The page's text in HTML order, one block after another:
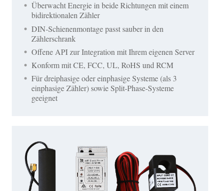
Überwacht Energie in beide Richtungen mit einem
bidirektionalen Zähler
DIN-Schienenmontage passt sauber in den
Zählerschrank
Offene API zur Integration mit Ihrem eigenen Server
Konform mit CE, FCC, UL, RoHS und RCM
Für dreiphasige oder einphasige Systeme (als 3
einphasige Zähler) sowie Split-Phase-Systeme
geeignet